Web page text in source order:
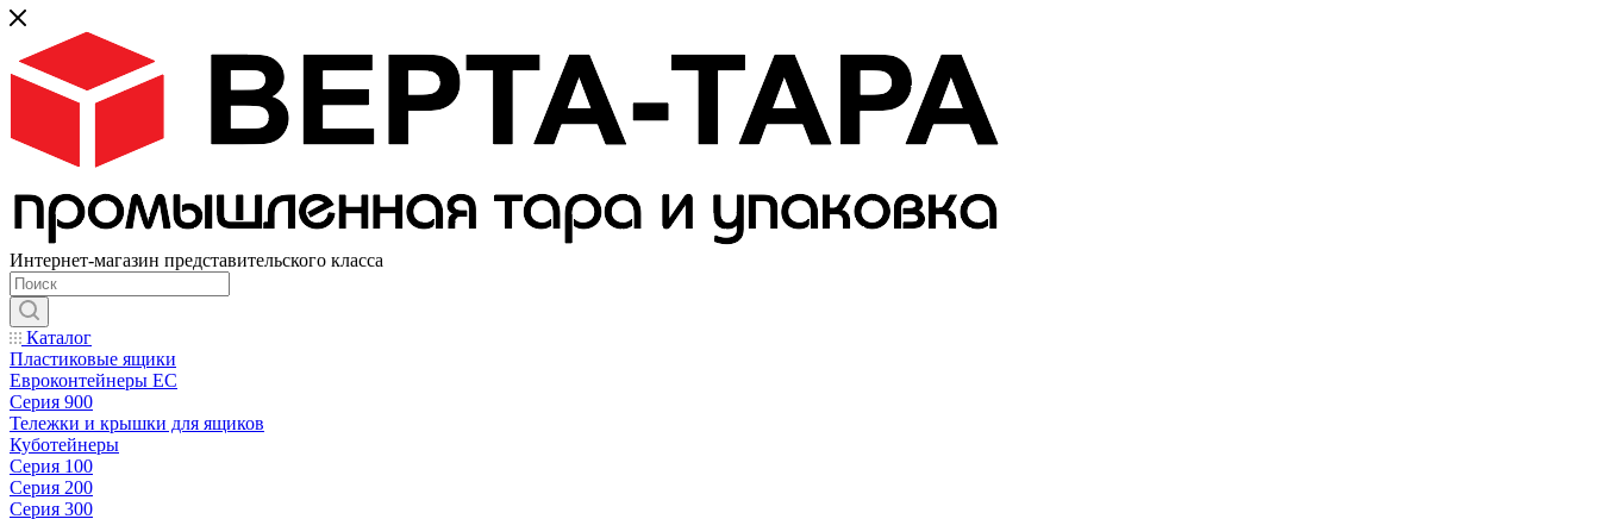
Интернет-магазин представительского класса
Каталог
Пластиковые ящики
Евроконтейнеры ЕС
Серия 900
Тележки и крышки для ящиков
Куботейнеры
Серия 100
Серия 200
Серия 300